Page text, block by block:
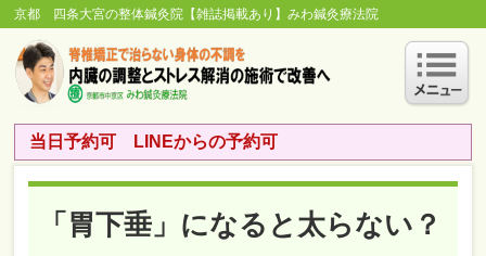
京都 四条大宮の整体鍼灸院【雑誌掲載あり】みわ鍼灸療法院
当日予約可 LINEからの予約可
「胃下垂」になると太らない？